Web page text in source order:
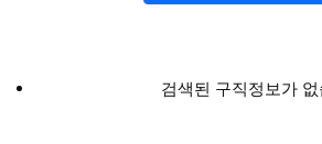
검색된 구직정보가